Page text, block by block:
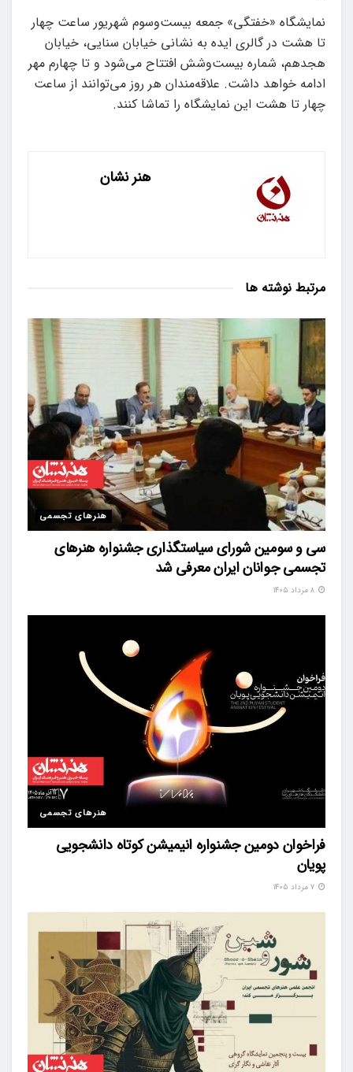
نمایشگاه «خفتگی» جمعه بیست‌وسوم شهریور ساعت چهار
تا هشت در گالری ایده به نشانی خیابان سنایی، خیابان
هجدهم، شماره‌ بیست‌وشش افتتاح می‌شود و تا چهارم مهر
ادامه خواهد داشت. علاقه‌مندان هر روز می‌توانند از ساعت
چهار تا هشت این نمایشگاه را تماشا کنند.
هنر نشان
مرتبط نوشته ها
هنرهای تجسمی
سی و سومین شورای سیاستگذاری جشنواره هنرهای
تجسمی جوانان ایران معرفی شد
هنرهای تجسمی
فراخوان دومین جشنواره انیمیشن کوتاه دانشجویی
پویان